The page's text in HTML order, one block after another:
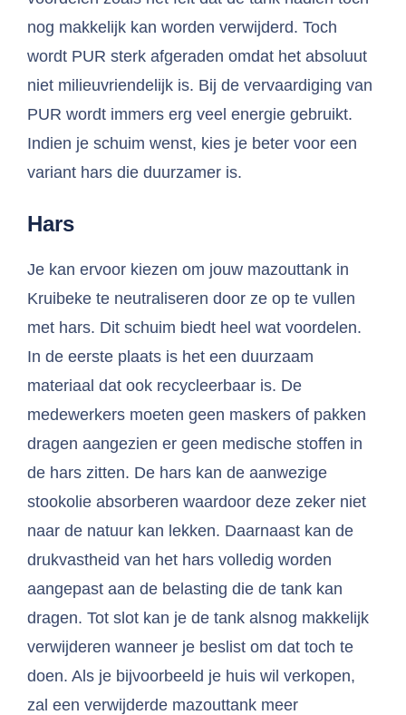
nog makkelijk kan worden verwijderd. Toch
wordt PUR sterk afgeraden omdat het absoluut
niet milieuvriendelijk is. Bij de vervaardiging van
PUR wordt immers erg veel energie gebruikt.
Indien je schuim wenst, kies je beter voor een
variant hars die duurzamer is.
Hars
Je kan ervoor kiezen om jouw mazouttank in
Kruibeke te neutraliseren door ze op te vullen
met hars. Dit schuim biedt heel wat voordelen.
In de eerste plaats is het een duurzaam
materiaal dat ook recycleerbaar is. De
medewerkers moeten geen maskers of pakken
dragen aangezien er geen medische stoffen in
de hars zitten. De hars kan de aanwezige
stookolie absorberen waardoor deze zeker niet
naar de natuur kan lekken. Daarnaast kan de
drukvastheid van het hars volledig worden
aangepast aan de belasting die de tank kan
dragen. Tot slot kan je de tank alsnog makkelijk
verwijderen wanneer je beslist om dat toch te
doen. Als je bijvoorbeeld je huis wil verkopen,
zal een verwijderde mazouttank meer